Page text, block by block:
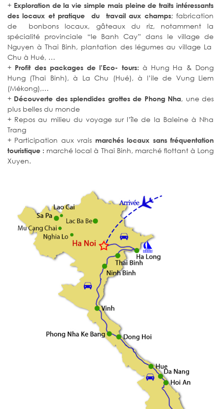
+ Exploration de la vie simple mais pleine de traits intéressants
des locaux et pratique du travail aux champs; fabrication
de bonbons locaux, gâteaux du riz, notamment la
spécialité provinciale “le Banh Cay” dans le village de
Nguyen à Thai Binh, plantation des légumes au village La
Chu à Hué, …
+ Profit des packages de l’Eco- tours: à Hung Ha & Dong
Hung (Thai Binh), à La Chu (Hué), à l’ile de Vung Liem
(Mékong),…
+ Découverte des splendides grottes de Phong Nha, une des
plus belles du monde
+ Repos au milieu du voyage sur l’île de la Baleine à Nha
Trang
+ Participation aux vrais marchés locaux sans fréquentation
touristique : marché local à Thai Binh, marché flottant à Long
Xuyen.